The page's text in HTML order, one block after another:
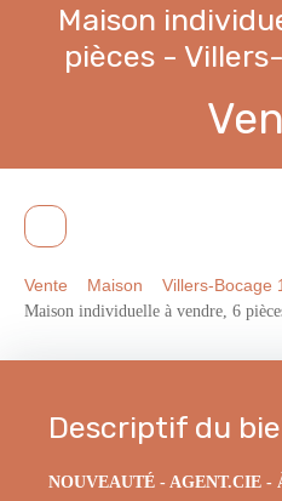
Maison
pièces -
Vente Maison
Villers-Bocage
Maison individuelle à vendre, 6
Descriptif du
NOUVEAUTÉ - AGENT.CIE -